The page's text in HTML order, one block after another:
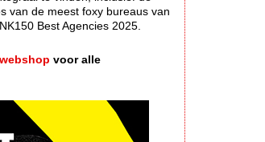
van de meest foxy bureaus van
Best Agencies 2025.
voor alle